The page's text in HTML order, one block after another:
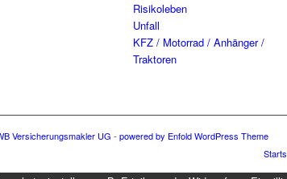
Risikoleben
Unfall
KFZ / Motorrad / Anhänger /
Traktoren
Versicherungsmakler UG - powered by Enfold WordPress Theme